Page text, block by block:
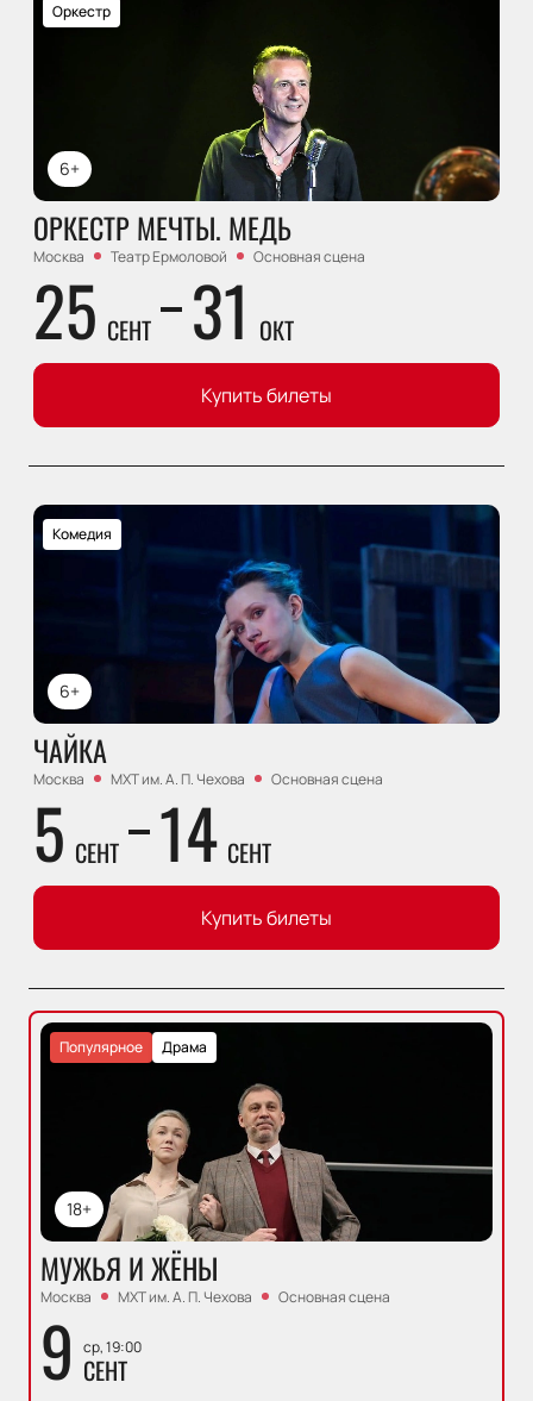
6+
Оркестр
ОРКЕСТР МЕЧТЫ. МЕДЬ
Москва Театр Ермоловой Основная сцена
25 СЕНТ 31 ОКТ
Купить билеты
6+
Комедия
ЧАЙКА
Москва МХТ им. А. П. Чехова Основная сцена
5 СЕНТ 14 СЕНТ
Купить билеты
18+
Драма
Популярное
МУЖЬЯ И ЖЁНЫ
Москва МХТ им. А. П. Чехова Основная сцена
9 ср, 19:00
СЕНТ